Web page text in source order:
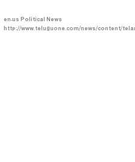
en-usPolitical News
http://www.teluguone.com/news/content/